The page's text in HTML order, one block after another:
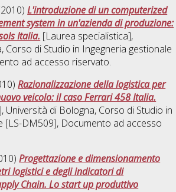
L'introduzione di un computerized
system in un'azienda di produzione:
Italia. [Laurea specialistica],
Corso di Studio in Ingegneria gestionale
ad accesso riservato.
Razionalizzazione della logistica per
veicolo: il caso Ferrari 458 Italia.
Università di Bologna, Corso di Studio in
[LS-DM509], Documento ad accesso
Progettazione e dimensionamento
logistici e degli indicatori di
Chain. Lo start up produttivo